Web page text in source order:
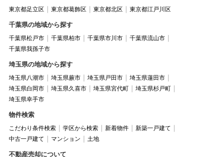
東京都足立区 東京都葛飾区 東京都北区 東京都江戸川区
千葉県の地域から探す
千葉県松戸市 千葉県柏市 千葉県市川市
千葉県流山市
千葉県我孫子市
埼玉県の地域から探す
埼玉県八潮市 埼玉県蕨市 埼玉県戸田市
埼玉県蓮田市
埼玉県白岡市
埼玉県久喜市 埼玉県宮代町
埼玉県杉戸町
埼玉県幸手市
物件検索
こだわり条件検索 学区から検索 新着物件
新築一戸建て
中古一戸建て
マンション 土地
不動産売却について